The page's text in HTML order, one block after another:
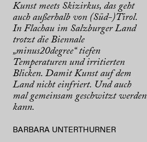
Kunst meets Skizirkus, das geht
auch außerhalb von (Süd-)Tirol.
In Flachau im Salzburger Land
trotzt die Biennale
„minus20degree“ tiefen
Temperaturen und irritierten
Blicken. Damit Kunst auf dem
Land nicht einfriert. Und auch
mal gemeinsam geschwitzt werden
kann.
BARBARA UNTERTHURNER